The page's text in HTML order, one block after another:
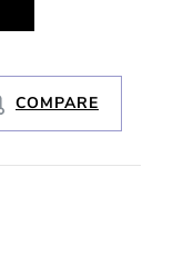
COMPARE